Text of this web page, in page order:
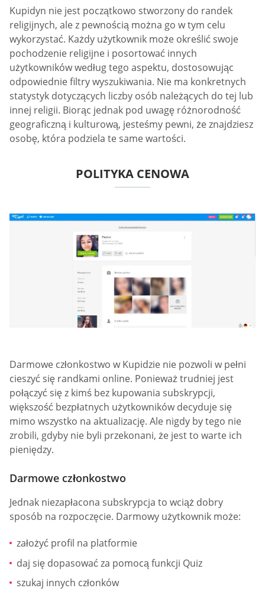
Kupidyn nie jest początkowo stworzony do randek
religijnych, ale z pewnością można go w tym celu
wykorzystać. Każdy użytkownik może określić swoje
pochodzenie religijne i posortować innych
użytkowników według tego aspektu, dostosowując
odpowiednie filtry wyszukiwania. Nie ma konkretnych
statystyk dotyczących liczby osób należących do tej lub
innej religii. Biorąc jednak pod uwagę różnorodność
geograficzną i kulturową, jesteśmy pewni, że znajdziesz
osobę, która podziela te same wartości.
POLITYKA CENOWA
Darmowe członkostwo w Kupidzie nie pozwoli w pełni
cieszyć się randkami online. Ponieważ trudniej jest
połączyć się z kimś bez kupowania subskrypcji,
większość bezpłatnych użytkowników decyduje się
mimo wszystko na aktualizację. Ale nigdy by tego nie
zrobili, gdyby nie byli przekonani, że jest to warte ich
pieniędzy.
Darmowe członkostwo
Jednak niezapłacona subskrypcja to wciąż dobry
sposób na rozpoczęcie. Darmowy użytkownik może:
założyć profil na platformie
daj się dopasować za pomocą funkcji Quiz
szukaj innych członków